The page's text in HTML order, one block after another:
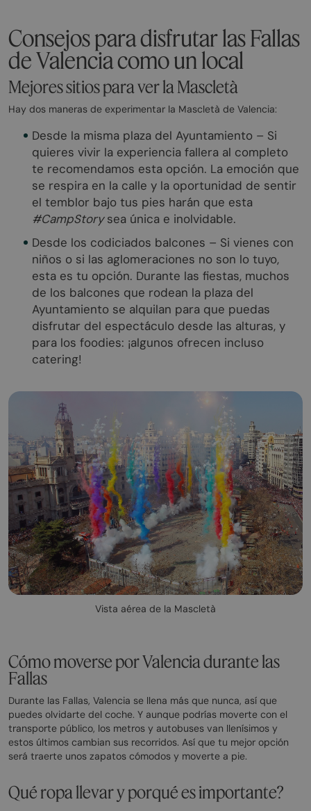
Consejos para disfrutar las Fallas
de Valencia como un local
Mejores sitios para ver la Mascletà
Hay dos maneras de experimentar la Mascletà de Valencia:
Desde la misma plaza del Ayuntamiento – Si
quieres vivir la experiencia fallera al completo
te recomendamos esta opción. La emoción que
se respira en la calle y la oportunidad de sentir
el temblor bajo tus pies harán que esta
#CampStorysea única e inolvidable.
Desde los codiciados balcones – Si vienes con
niños o si las aglomeraciones no son lo tuyo,
esta es tu opción. Durante las fiestas, muchos
de los balcones que rodean la plaza del
Ayuntamiento se alquilan para que puedas
disfrutar del espectáculo desde las alturas, y
para los foodies: ¡algunos ofrecen incluso
catering!
Vista aérea de la Mascletà
Cómo moverse por Valencia durante las
Fallas
Durante las Fallas, Valencia se llena más que nunca, así que
puedes olvidarte del coche. Y aunque podrías moverte con el
transporte público, los metros y autobuses van llenísimos y
estos últimos cambian sus recorridos. Así que tu mejor opción
será traerte unos zapatos cómodos y moverte a pie.
Qué ropa llevar y porqué es importante?